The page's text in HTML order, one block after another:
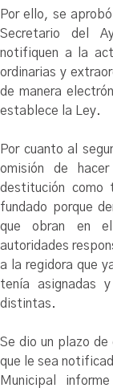
Por ello, se
Secretario del
notifiquen a la
ordinarias y
de manera
establece la Ley.
Por cuanto al
omisión de
destitución como
fundado porque
que obran en
autoridades
a la regidora que
tenía asignadas
distintas.
Se dio un plazo
que le sea
Municipal